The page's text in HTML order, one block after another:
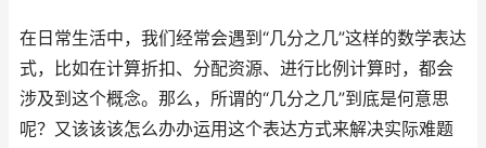
在日常生活中，我们经常会遇到“几分之几”这样的数学表达
式，比如在计算折扣、分配资源、进行比例计算时，都会
涉及到这个概念。那么，所谓的“几分之几”到底是何意思
呢？又该该该怎么办办运用这个表达方式来解决实际难题